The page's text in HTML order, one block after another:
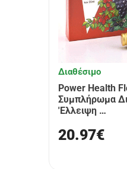
Διαθέσιμο
Power Health
Συμπλήρωμα
'Ελλειψη …
20.97€